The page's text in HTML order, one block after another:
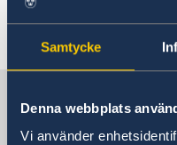
Samtycke
Denna webbplats
Vi använder
Sverige i
Skopje